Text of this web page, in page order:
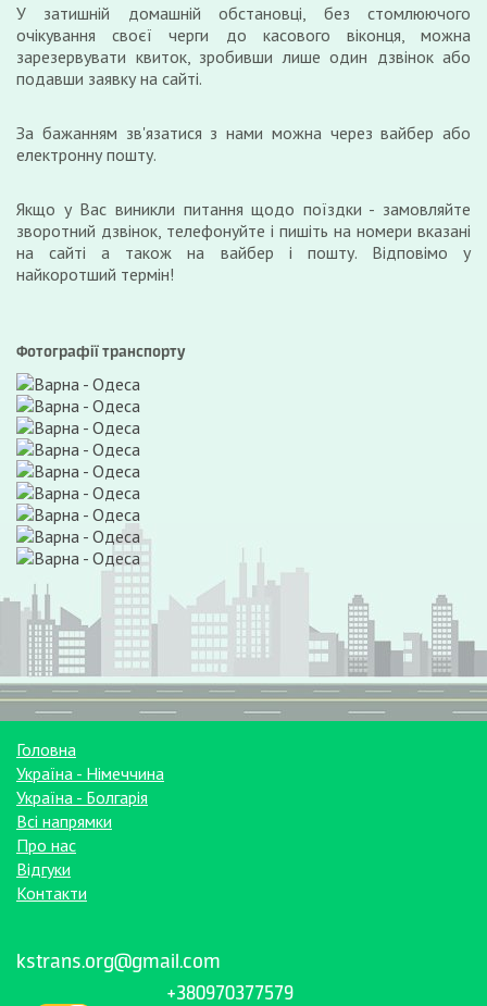
У затишній домашній обстановці, без стомлюючого
очікування своєї черги до касового віконця, можна
зарезервувати квиток, зробивши лише один дзвінок або
подавши заявку на сайті.
За бажанням зв'язатися з нами можна через вайбер або
електронну пошту.
Якщо у Вас виникли питання щодо поїздки - замовляйте
зворотний дзвінок, телефонуйте і пишіть на номери вказані
на сайті а також на вайбер і пошту. Відповімо у
найкоротший термін!
Фотографії транспорту
Головна
Україна - Німеччина
Україна - Болгарія
Всі напрямки
Про нас
Відгуки
Контакти
kstrans.org@gmail.com
+380970377579